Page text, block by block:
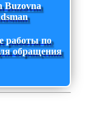
Buzovna
работы по
обращения